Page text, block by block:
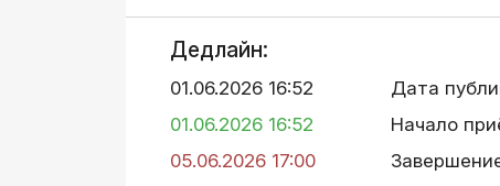
Дедлайн:
01.06.2026 16:52
Дата
01.06.2026 16:52
Начало
05.06.2026 17:00